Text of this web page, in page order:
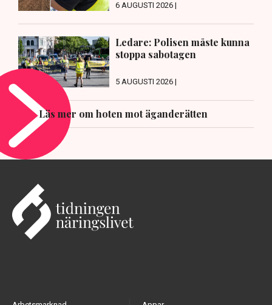
6 AUGUSTI 2026 |
Ledare: Polisen måste kunna
stoppa sabotagen
5 AUGUSTI 2026 |
Läs mer om hoten mot äganderätten